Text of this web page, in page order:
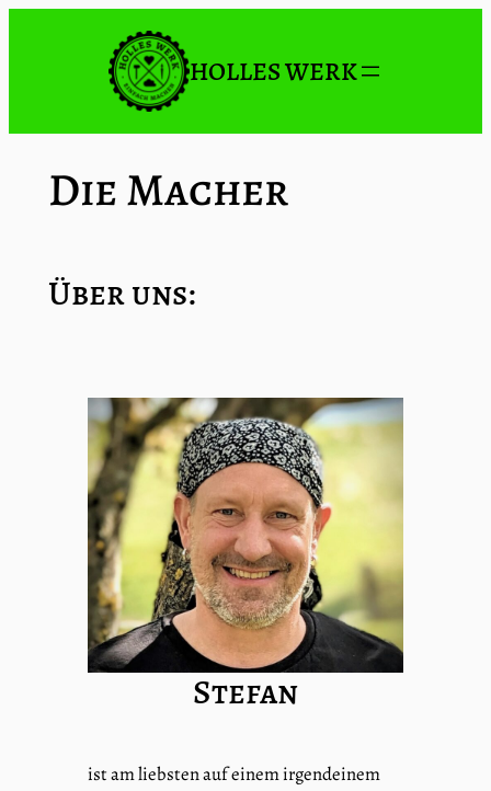
HOLLES WERK
Die Macher
Über uns:
Stefan
ist am liebsten auf einem irgendeinem